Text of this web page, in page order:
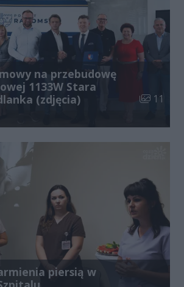
na przebudowę
1133W Stara
(zdjęcia)
Liczba
11
piersią w